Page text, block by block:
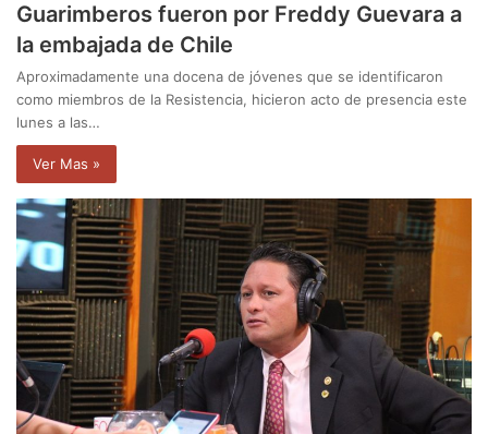
Guarimberos fueron por Freddy Guevara a
la embajada de Chile
Aproximadamente una docena de jóvenes que se identificaron
como miembros de la Resistencia, hicieron acto de presencia este
lunes a las…
Ver Mas »